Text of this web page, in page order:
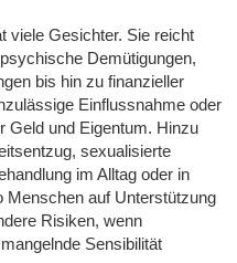
viele Gesichter. Sie reicht
Demütigungen,
bis hin zu finanzieller
Einflussnahme oder
Geld und Eigentum. Hinzu
sexualisierte
im Alltag oder in
Menschen auf Unterstützung
Risiken, wenn
Sensibilität